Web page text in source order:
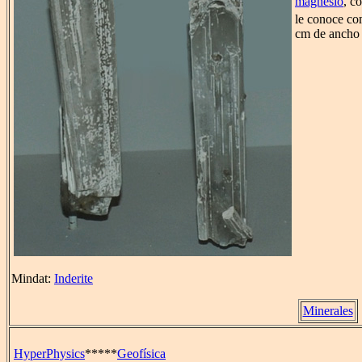
le conoce
cm de
Mindat: Inderite
Minerales
HyperPhysics*****Geofísica